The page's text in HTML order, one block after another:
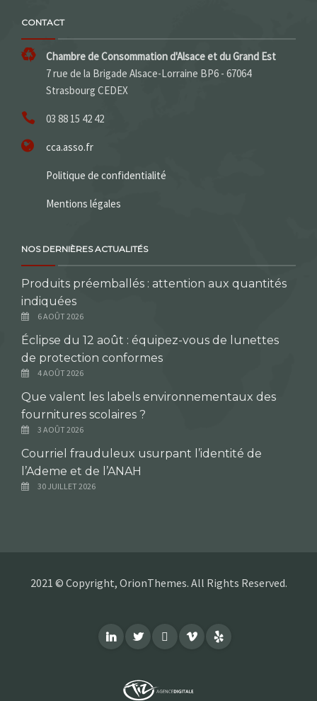
CONTACT
Chambre de Consommation d'Alsace et du Grand Est
7 rue de la Brigade Alsace-Lorraine BP6 - 67064
Strasbourg CEDEX
03 88 15 42 42
cca.asso.fr
Politique de confidentialité
Mentions légales
NOS DERNIÈRES ACTUALITÉS
Produits préemballés : attention aux quantités
indiquées
6 AOÛT 2026
Éclipse du 12 août : équipez-vous de lunettes
de protection conformes
4 AOÛT 2026
Que valent les labels environnementaux des
fournitures scolaires ?
3 AOÛT 2026
Courriel frauduleux usurpant l’identité de
l’Ademe et de l’ANAH
30 JUILLET 2026
2021 © Copyright, OrionThemes. All Rights Reserved.